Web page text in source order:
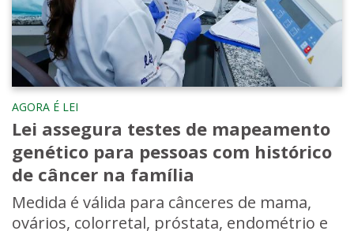
AGORA É LEI
Lei assegura testes de mapeamento
genético para pessoas com histórico
de câncer na família
Medida é válida para cânceres de mama,
ovários, colorretal, próstata, endométrio e